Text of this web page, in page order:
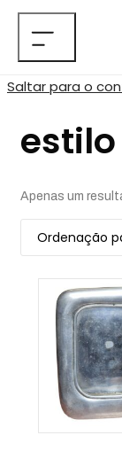
Saltar para o
Apenas um